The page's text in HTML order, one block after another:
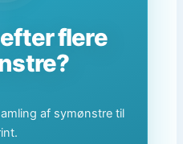
flere
af symønstre til